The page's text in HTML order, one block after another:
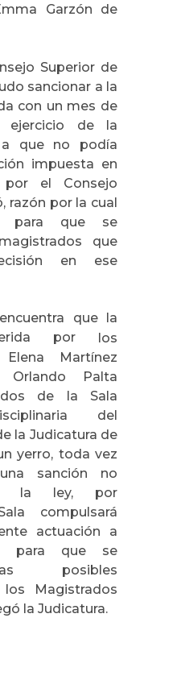
Garzón de
Superior de
sancionar a la
con un mes de
ejercicio de la
a que no podía
impuesta en
por el Consejo
razón por la cual
para que se
que
en ese
que la
por los
Martínez
Palta
de la Sala
del
la Judicatura de
yerro, toda vez
sanción no
la ley, por
compulsará
actuación a
para que se
posibles
Magistrados
la Judicatura.